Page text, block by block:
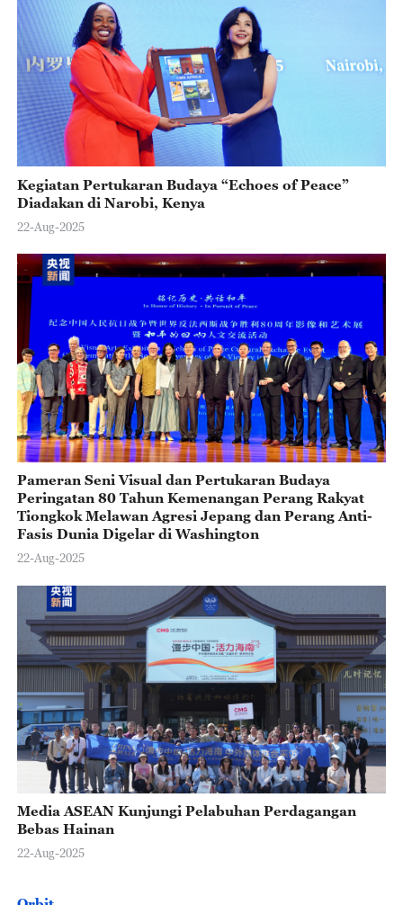
Kegiatan Pertukaran Budaya “Echoes of Peace”
Diadakan di Narobi, Kenya
22-Aug-2025
Pameran Seni Visual dan Pertukaran Budaya
Peringatan 80 Tahun Kemenangan Perang Rakyat
Tiongkok Melawan Agresi Jepang dan Perang Anti-
Fasis Dunia Digelar di Washington
22-Aug-2025
Media ASEAN Kunjungi Pelabuhan Perdagangan
Bebas Hainan
22-Aug-2025